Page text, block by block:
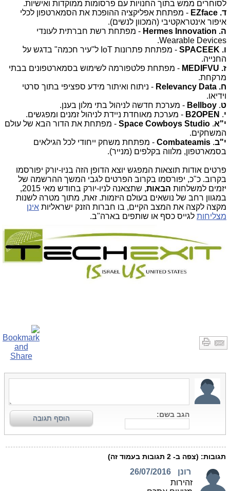
לסוחרים ממש בתוך החנויות עם פרסומות ממוקדות ואישיות.
ד. EZface
- מפתחת אפליקציה ההופכת את הסמארטפון לכלי
איפור אינטראקטיבי (המכוון לנשים).
ה. Hermes Innovation - מפתחת רשת חברתית לעונדי
Wearable Devices.
ו. SPACEEK
- מפתחת פתרונות IoT ל"עיר חכמה" בדגש על
החנייה.
ז. MEDIFVU - מפתחת פלטפורמה לשימוש בסמארטפונים בבתי
מרקחת.
ח. Relevancy Data - ניתוח ואיתור מידע ספציפי בתוך סרטי
וידיאו.
ט.
Bellboy - מערכת חדשה לניהול בתי מלון בענן.
י.
B2OPEN - מערכת מאוחדת ניידת לניהול זמנים ומפגשים.
י"א.
Space Cowboys Studio - מפתחת את הדור הבא של עולם
המשחקים.
י"ב.
Combateamis - מפתחת משחק ייחודי לכל הגילאים
בסמארטפון, מלווה בקלפים (מנייר).
פרטים אודות תוצאות המפגש יוצא הדופן הזה בניו-יורק יפורסמו
בקרוב. כ"כ, יפורסמו בקרוב הפרטים לגבי המשך ההרשמה של
יזמים למשלחות הבאות
, שתצאנה לניו-יורק בחודש מאי 2015,
במגוון רחב של נושאים בעולם היזמות. זאת, מתוך מטרה לשנות
מקצה לקצה את המצב הקיים, בו חברות הזנק ישראליות אינן
מצליחות לגייס כסף או שותפים בארה"ב.